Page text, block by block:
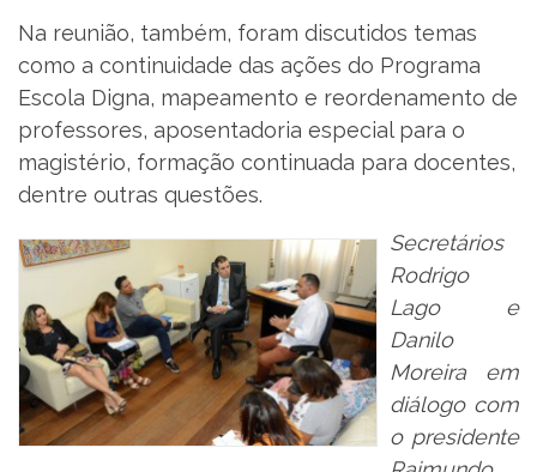
Na reunião, também, foram discutidos temas
como a continuidade das ações do Programa
Escola Digna, mapeamento e reordenamento de
professores, aposentadoria especial para o
magistério, formação continuada para docentes,
dentre outras questões.
Secretários
Rodrigo
Lago e
Danilo
Moreira em
diálogo com
o presidente